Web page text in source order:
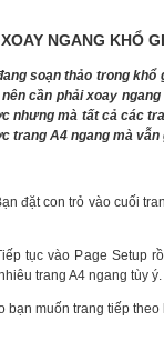
NGANG KHỔ
soạn thảo trong
cần phải xoay
nhưng mà tất cả các
trang A4 ngang mà
đặt con trỏ vào cuối
tục vào Page Setup
trang A4 ngang tùy ý.
bạn muốn trang tiếp